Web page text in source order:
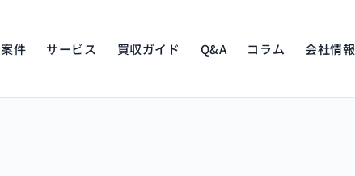
件 サービス 買収ガイド Q&A コラム 会社情報